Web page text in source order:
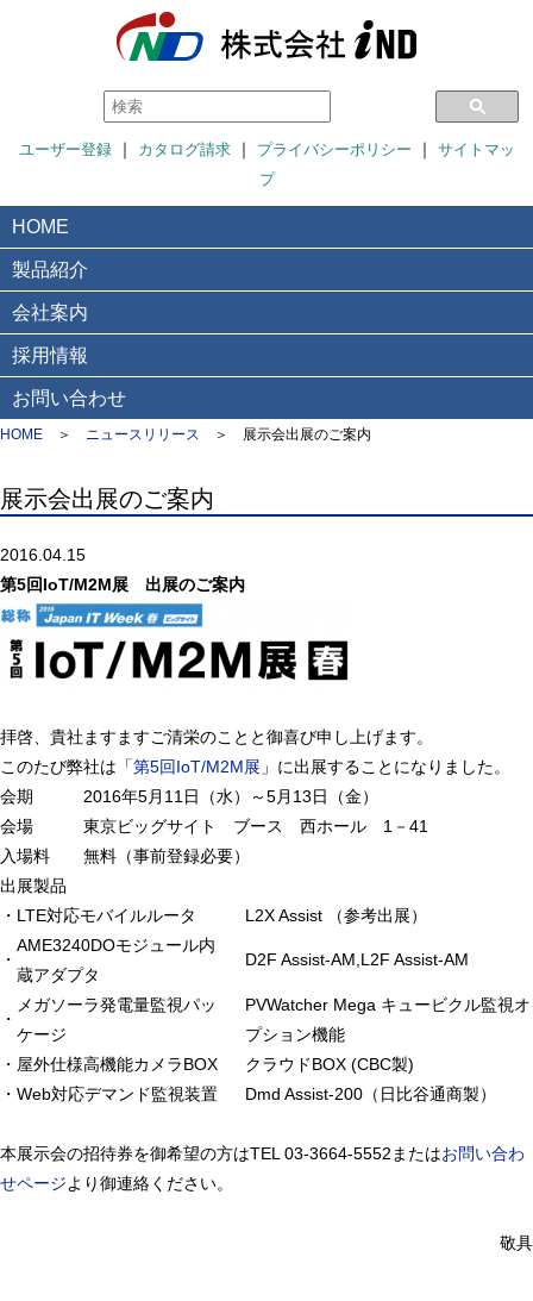
ユーザー登録｜ カタログ請求｜ プライバシーポリシー ｜ サイトマッ
プ
HOME
製品紹介
会社案内
採用情報
お問い合わせ
HOME ＞ ニュースリリース ＞ 展示会出展のご案内
展示会出展のご案内
2016.04.15
第5回IoT/M2M展 出展のご案内
拝啓、貴社ますますご清栄のことと御喜び申し上げます。
このたび弊社は「第5回IoT/M2M展 」に出展することになりました。
会期 2016年5月11日（水）～5月13日（金）
会場 東京ビッグサイト ブース 西ホール 1－41
入場料 無料（事前登録必要）
出展製品
・ LTE対応モバイルルータ L2X Assist （参考出展）
・
AME3240DOモジュール内
蔵アダプタ
D2F Assist-AM,L2F Assist-AM
・
メガソーラ発電量監視パッ
ケージ
PVWatcher Mega キュービクル監視オ
プション機能
・ 屋外仕様高機能カメラBOX
クラウドBOX (CBC製)
・ Web対応デマンド監視装置 Dmd Assist-200（日比谷通商製）
本展示会の招待券を御希望の方はTEL 03-3664-5552またはお問い合わ
せページより御連絡ください。
敬具